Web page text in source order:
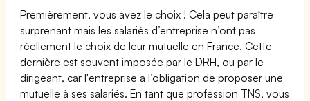
Premièrement, vous avez le choix ! Cela peut paraître
surprenant mais les salariés d’entreprise n’ont pas
réellement le choix de leur mutuelle en France. Cette
dernière est souvent imposée par le DRH, ou par le
dirigeant, car l'entreprise a l’obligation de proposer une
mutuelle à ses salariés. En tant que profession TNS, vous